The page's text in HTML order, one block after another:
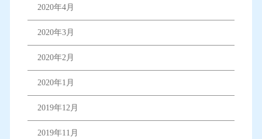
2020年4月
2020年3月
2020年2月
2020年1月
2019年12月
2019年11月